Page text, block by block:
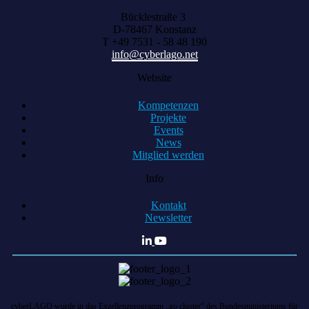
Bücklestraße 3
D-78467 Konstanz
T +49 7531 - 58 48 190
info@cyberlago.net
Website
Kompetenzen
Projekte
Events
News
Mitglied werden
Info
Kontakt
Newsletter
cyberLAGO wurde in das Exzellenzprogramm „go cluster“ des Bundesministeriums für